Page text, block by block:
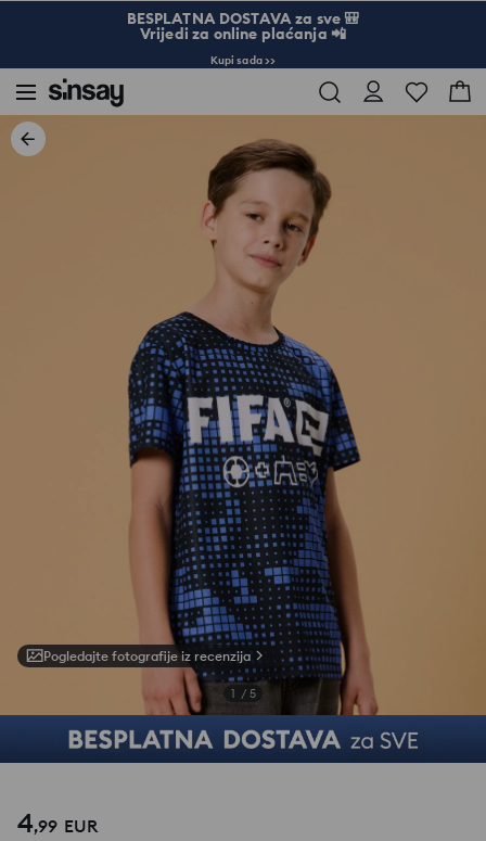
BESPLATNA DOSTAVA za sve 🎒
Vrijedi za online plaćanja 📲
Kupi sada >>
Pogledajte fotografije iz recenzija
1 / 5
4,99 EUR